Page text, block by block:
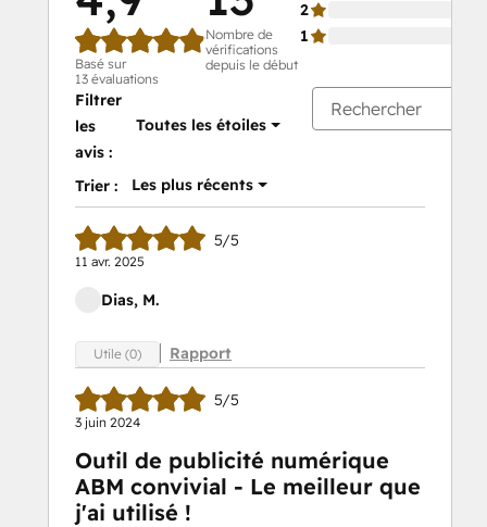
Basé sur
13 évaluations
Nombre de
vérifications
depuis le début
2
1
Filtrer
les
avis :
Toutes les étoiles
Trier : Les plus récents
5/5
11 avr. 2025
Dias, M.
Utile (0) Rapport
5/5
3 juin 2024
Outil de publicité numérique
ABM convivial - Le meilleur que
j'ai utilisé !